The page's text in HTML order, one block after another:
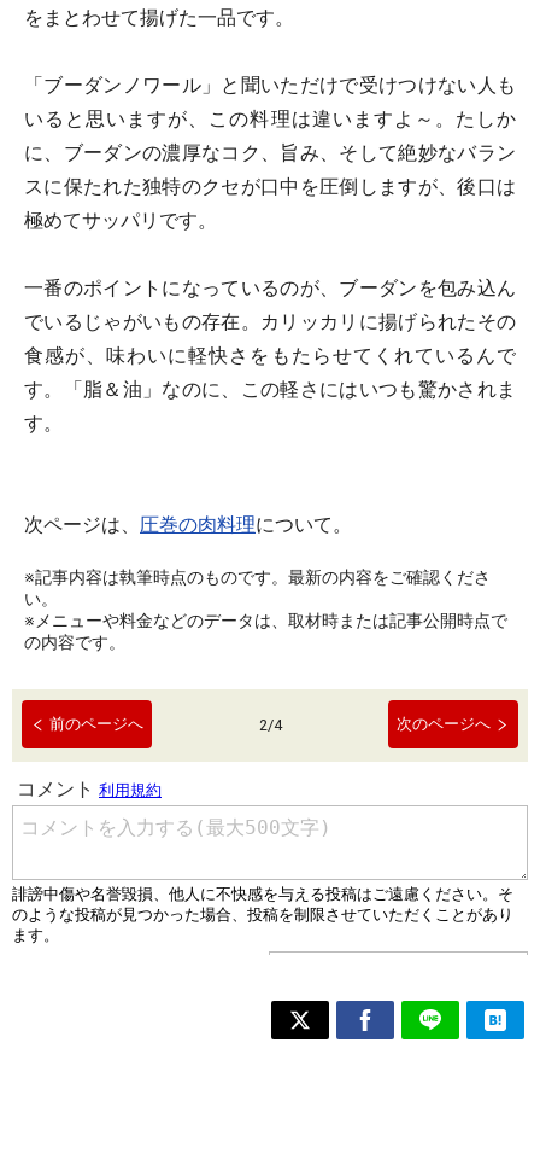
をまとわせて揚げた一品です。
「ブーダンノワール」と聞いただけで受けつけない人も
いると思いますが、この料理は違いますよ～。たしか
に、ブーダンの濃厚なコク、旨み、そして絶妙なバラン
スに保たれた独特のクセが口中を圧倒しますが、後口は
極めてサッパリです。
一番のポイントになっているのが、ブーダンを包み込ん
でいるじゃがいもの存在。カリッカリに揚げられたその
食感が、味わいに軽快さをもたらせてくれているんで
す。「脂＆油」なのに、この軽さにはいつも驚かされま
す。
次ページは、 圧巻の肉料理について。
※記事内容は執筆時点のものです。最新の内容をご確認くださ
い。
※メニューや料金などのデータは、取材時または記事公開時点で
の内容です。
前のページへ 2/4 次のページへ